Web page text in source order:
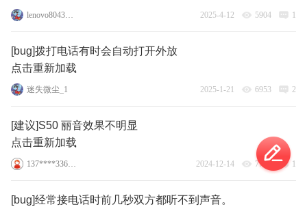
lenovo80439958 2025-4-12 5904 1
[bug]拨打电话有时会自动打开外放
点击重新加载
迷失微尘_1 2025-1-21 6953 2
[建议]S50 丽音效果不明显
点击重新加载
137****3360_8 2024-12-14 7765 1
[bug]经常接电话时前几秒双方都听不到声音。